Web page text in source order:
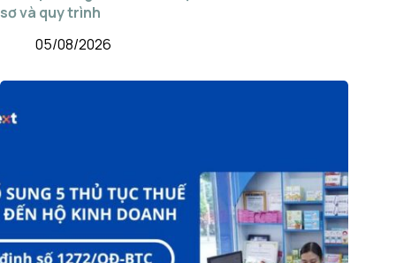
sơ và quy trình
05/08/2026